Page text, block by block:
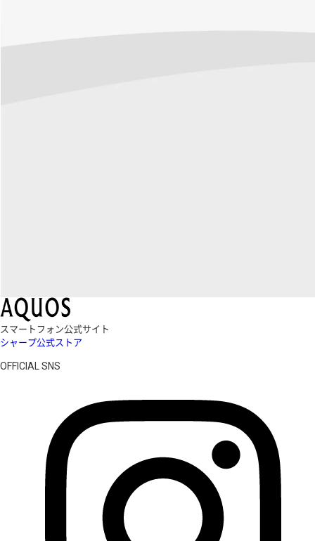
スマートフォン公式サイト
シャープ公式ストア
OFFICIAL SNS